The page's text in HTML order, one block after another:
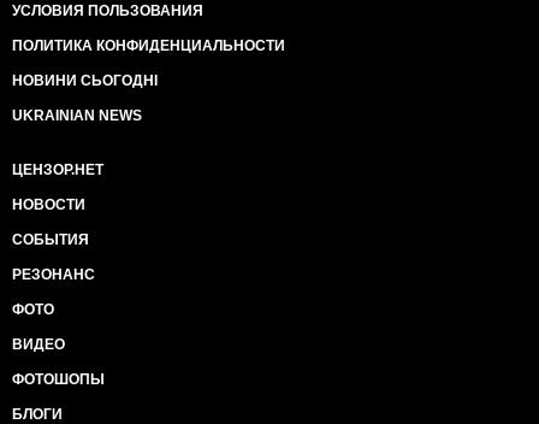
УСЛОВИЯ ПОЛЬЗОВАНИЯ
ПОЛИТИКА КОНФИДЕНЦИАЛЬНОСТИ
НОВИНИ СЬОГОДНІ
UKRAINIAN NEWS
ЦЕНЗОР.НЕТ
НОВОСТИ
СОБЫТИЯ
РЕЗОНАНС
ФОТО
ВИДЕО
ФОТОШОПЫ
БЛОГИ